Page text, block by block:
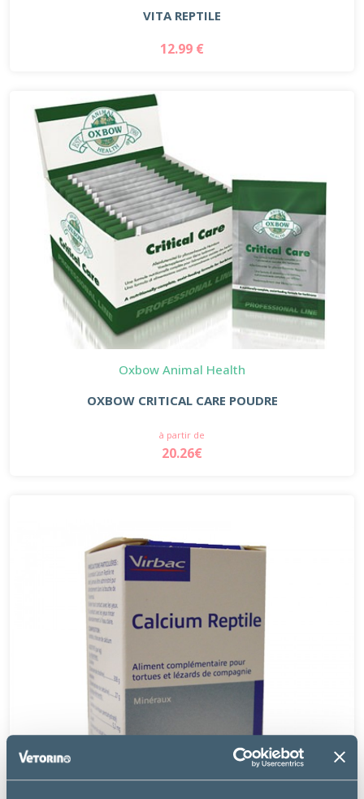
VITA REPTILE
12.99 €
Oxbow Animal Health
OXBOW CRITICAL CARE POUDRE
à partir de
20.26€